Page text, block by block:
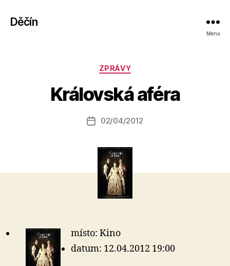
Děčín
Menu
Rubriky
ZPRÁVY
Královská aféra
Autor
příspěvku
o
a
Datum
02/04/2012
místo: Kino
datum: 12.04.2012 19:00